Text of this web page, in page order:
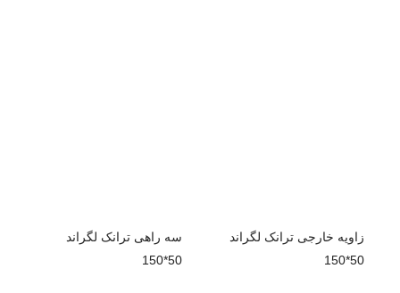
زاویه خارجی ترانک لگراند
50*150
سه راهی ترانک لگراند
50*150